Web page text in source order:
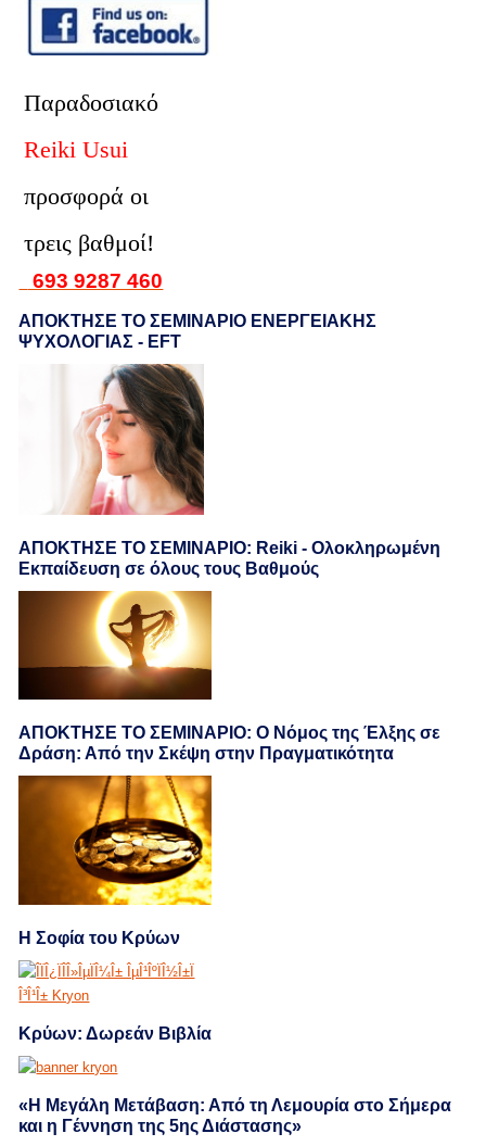
Παραδοσιακό
Reiki Usui
προσφορά οι
τρεις βαθμοί!
693 9287 460
ΑΠΟΚΤΗΣΕ ΤΟ ΣΕΜΙΝΑΡΙΟ ΕΝΕΡΓΕΙΑΚΗΣ
ΨΥΧΟΛΟΓΙΑΣ - EFT
ΑΠΟΚΤΗΣΕ ΤΟ ΣΕΜΙΝΑΡΙΟ: Reiki - Ολοκληρωμένη
Εκπαίδευση σε όλους τους Βαθμούς
ΑΠΟΚΤΗΣΕ ΤΟ ΣΕΜΙΝΑΡΙΟ: Ο Νόμος της Έλξης σε
Δράση: Από την Σκέψη στην Πραγματικότητα
Η Σοφία του Κρύων
Κρύων: Δωρεάν Βιβλία
«Η Μεγάλη Μετάβαση: Από τη Λεμουρία στο Σήμερα
και η Γέννηση της 5ης Διάστασης»